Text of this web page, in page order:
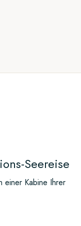
Seereise
einer Kabine Ihrer